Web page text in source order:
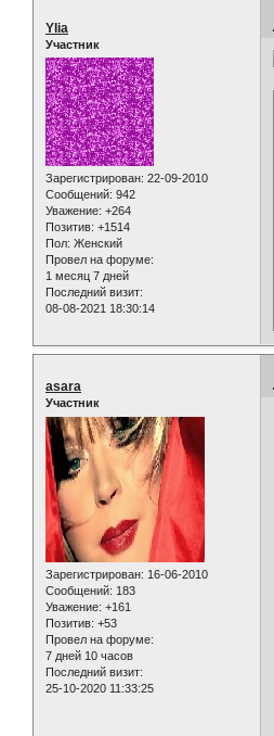
Ylia
Участник
Зарегистрирован: 22-09-2010
Сообщений: 942
Уважение: +264
Позитив: +1514
Пол: Женский
Провел на форуме:
1 месяц 7 дней
Последний визит:
08-08-2021 18:30:14
asara
Участник
Зарегистрирован: 16-06-2010
Сообщений: 183
Уважение: +161
Позитив: +53
Провел на форуме:
7 дней 10 часов
Последний визит:
25-10-2020 11:33:25